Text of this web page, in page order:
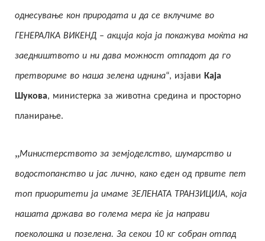
однесување кон природата и да се вклучиме во
ГЕНЕРАЛКА ВИКЕНД – акција која ја покажува моќта на
заедништвото и ни дава можност отпадот да го
претвориме во наша зелена иднина“, изјави Каја
Шукова, министерка за животна средина и просторно
планирање.
„Министерството за земјоделство, шумарство и
водостопанство и јас лично, како еден од првите пет
топ приоритети ја имаме ЗЕЛЕНАТА ТРАНЗИЦИЈА, која
нашата држава во голема мера ќе ја направи
поеколошка и позелена. За секои 10 кг собран отпад